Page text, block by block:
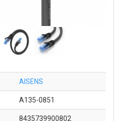
AISENS
A135-0851
8435739900802